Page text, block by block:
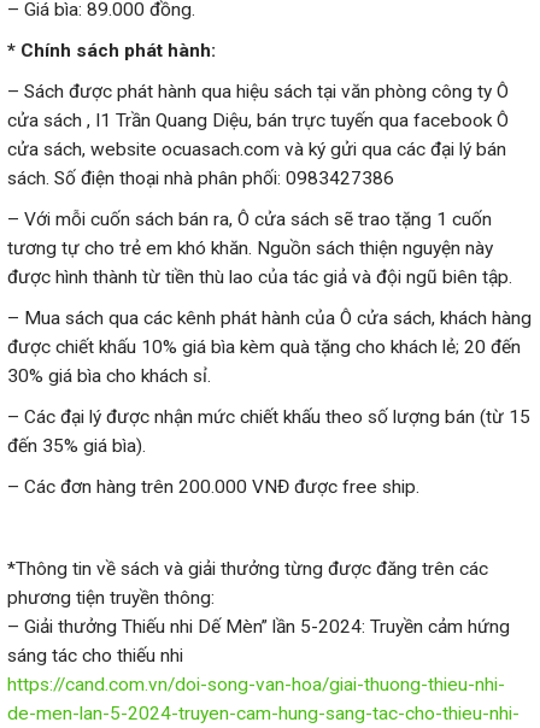
– Giá bìa: 89.000 đồng.
* Chính sách phát hành:
– Sách được phát hành qua hiệu sách tại văn phòng công ty Ô
cửa sách , I1 Trần Quang Diệu, bán trực tuyến qua facebook Ô
cửa sách, website ocuasach.com và ký gửi qua các đại lý bán
sách. Số điện thoại nhà phân phối: 0983427386
– Với mỗi cuốn sách bán ra, Ô cửa sách sẽ trao tặng 1 cuốn
tương tự cho trẻ em khó khăn. Nguồn sách thiện nguyện này
được hình thành từ tiền thù lao của tác giả và đội ngũ biên tập.
– Mua sách qua các kênh phát hành của Ô cửa sách, khách hàng
được chiết khấu 10% giá bìa kèm quà tặng cho khách lẻ; 20 đến
30% giá bìa cho khách sỉ.
– Các đại lý được nhận mức chiết khấu theo số lượng bán (từ 15
đến 35% giá bìa).
– Các đơn hàng trên 200.000 VNĐ được free ship.
*Thông tin về sách và giải thưởng từng được đăng trên các
phương tiện truyền thông:
– Giải thưởng Thiếu nhi Dế Mèn” lần 5-2024: Truyền cảm hứng
sáng tác cho thiếu nhi
https://cand.com.vn/doi-song-van-hoa/giai-thuong-thieu-nhi-
de-men-lan-5-2024-truyen-cam-hung-sang-tac-cho-thieu-nhi-